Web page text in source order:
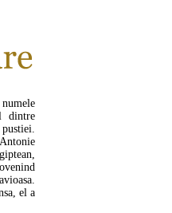
dintre
el a